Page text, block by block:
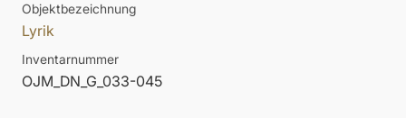
Objektbezeichnung
Lyrik
Inventarnummer
OJM_DN_G_033-045